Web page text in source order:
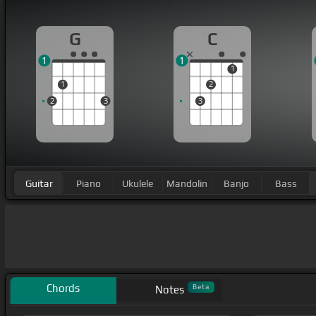
G
2
1
3
1
C
3
2
1
1
Guitar Piano Ukulele Mandolin Banjo Bass
Chords Notes Beta